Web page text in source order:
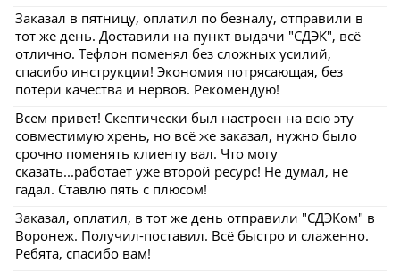
Заказал в пятницу, оплатил по безналу, отправили в
тот же день. Доставили на пункт выдачи "СДЭК", всё
отлично. Тефлон поменял без сложных усилий,
спасибо инструкции! Экономия потрясающая, без
потери качества и нервов. Рекомендую!
Всем привет! Скептически был настроен на всю эту
совместимую хрень, но всё же заказал, нужно было
срочно поменять клиенту вал. Что могу
сказать...работает уже второй ресурс! Не думал, не
гадал. Ставлю пять с плюсом!
Заказал, оплатил, в тот же день отправили "СДЭКом" в
Воронеж. Получил-поставил. Всё быстро и слаженно.
Ребята, спасибо вам!